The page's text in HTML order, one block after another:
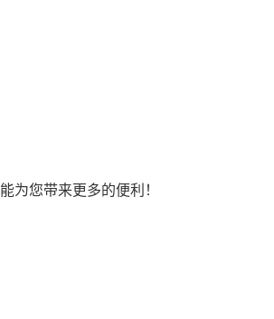
为您带来更多的便利！